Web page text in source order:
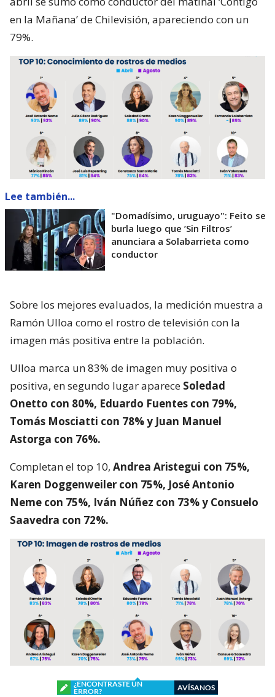
en la Mañana’ de Chilevisión, apareciendo con un
79%.
Lee también...
"Domadísimo, uruguayo": Feito se
burla luego que ’Sin Filtros’
anunciara a Solabarrieta como
conductor
Sobre los mejores evaluados, la medición muestra a
Ramón Ulloa como el rostro de televisión con la
imagen más positiva entre la población.
Ulloa marca un 83% de imagen muy positiva o
positiva, en segundo lugar aparece Soledad
Onetto con 80%, Eduardo Fuentes con 79%,
Tomás Mosciatti con 78% y Juan Manuel
Astorga con 76%.
Completan el top 10, Andrea Aristegui con 75%,
Karen Doggenweiler con 75%, José Antonio
Neme con 75%, Iván Núñez con 73% y Consuelo
Saavedra con 72%.
¿ENCONTRASTE UN
ERROR?
AVÍSANOS